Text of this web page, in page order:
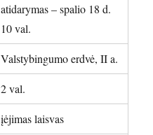
atidarymas – spalio 18 d.
10 val.
Valstybingumo erdvė, II a.
2 val.
įėjimas laisvas